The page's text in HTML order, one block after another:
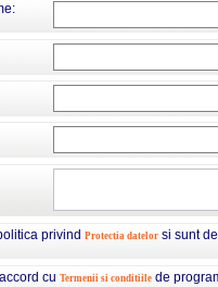
privind Protectia datelor si sunt
cu Termenii si conditiile de